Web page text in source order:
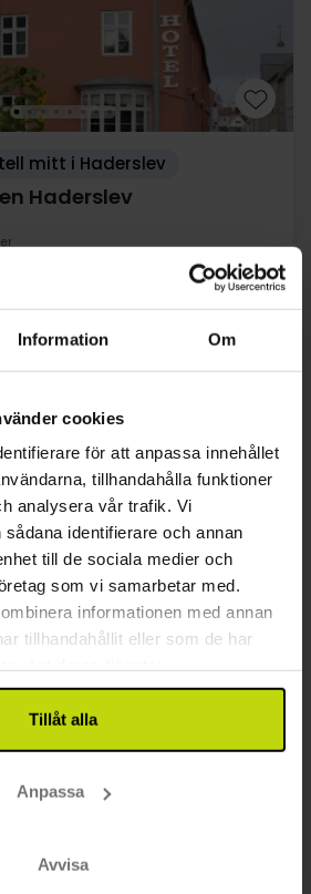
Information Om
cookies
för att anpassa innehållet
tillhandahålla funktioner
analysera vår trafik. Vi
identifierare och annan
till de sociala medier och
som vi samarbetar med.
informationen med annan
tillhandahållit eller som de har
Tillåt alla
Anpassa
Avvisa
mitt i Haderslev
Haderslev
parkering
okt pp1499:-
Totalt 2998:-
nov
Se mer
1
paket i Haderslev är
hotellpaket i Halvpension paket i
Halvpension paket i